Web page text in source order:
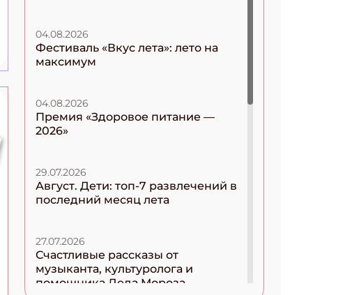
04.08.2026
Фестиваль «Вкус лета»: лето на
максимум
04.08.2026
Премия «Здоровое питание —
2026»
29.07.2026
Август. Дети: топ-7 развлечений в
последний месяц лета
27.07.2026
Счастливые рассказы от
музыканта, культуролога и
помощника Деда Мороза